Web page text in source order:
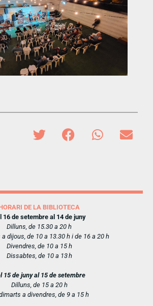
DE LA BIBLIOTECA
16 de setembre al 14 de juny
Dilluns, de 15.30 a 20 h
dijous, de 10 a 13.30 h i de 16 a 20 h
Divendres, de 10 a 15 h
Dissabtes, de 10 a 13 h
15 de juny al 15 de setembre
Dilluns, de 15 a 20 h
a divendres, de 9 a 15 h